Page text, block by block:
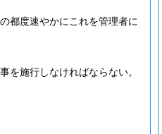
都度速やかにこれを管理者に
を施行しなければならない。